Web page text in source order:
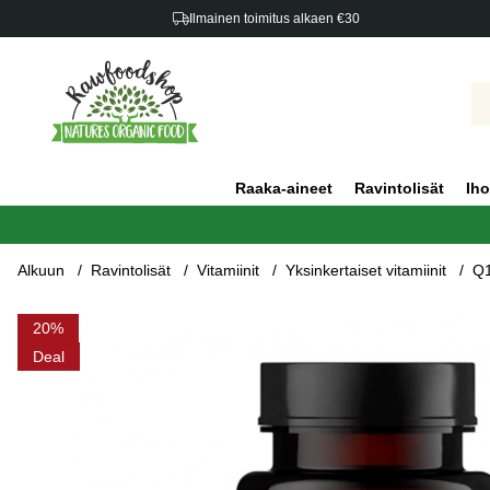
Ilmainen toimitus alkaen €30
Raaka-aineet Ravintolisät
Alkuun Ravintolisät Vitamiinit Yksinkertaiset vitamiinit
20
Deal
Tuotekuvat Q10 200 mg + Seleeni + E 60 Kapselia